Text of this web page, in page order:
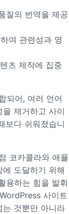
질의 번역을 제공
여 관련성과 영
츠 제작에 집중
되어, 여러 언어
제거하고 사이
보다 쉬워졌습니
코카콜라와 애플
도달하기 위해
용하는 힘을 발휘
사이트
것뿐만 아니라